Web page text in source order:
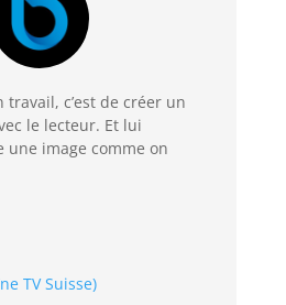
travail, c’est de créer un
le lecteur. Et lui
image comme on
TV Suisse)